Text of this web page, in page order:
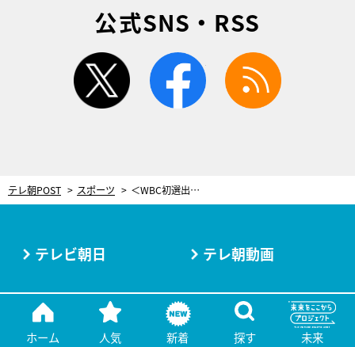
公式SNS・RSS
twitter facebook
テレ朝POST スポーツ ＜WBC初選出＞ヤクルト高橋奎二、急成長のウラに敬愛する先輩・石川雅規。「ダメというルールはない」打者を翻弄する新たな武器
ホーム 人気 新着 探す 未来
テレビ朝日 テレ朝動画
お問い合わせ サイト利用規約